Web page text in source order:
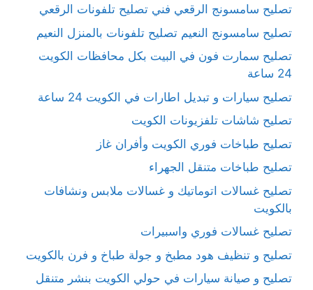
تصليح سامسونج الرقعي فني تصليح تلفونات الرقعي
تصليح سامسونج النعيم تصليح تلفونات بالمنزل النعيم
تصليح سمارت فون في البيت بكل محافظات الكويت
24 ساعة
تصليح سيارات و تبديل اطارات في الكويت 24 ساعة
تصليح شاشات تلفزيونات الكويت
تصليح طباخات فوري الكويت وأفران غاز
تصليح طباخات متنقل الجهراء
تصليح غسالات اتوماتيك و غسالات ملابس ونشافات
بالكويت
تصليح غسالات فوري واسبيرات
تصليح و تنظيف هود مطبخ و جولة طباخ و فرن بالكويت
تصليح و صيانة سيارات في حولي الكويت بنشر متنقل